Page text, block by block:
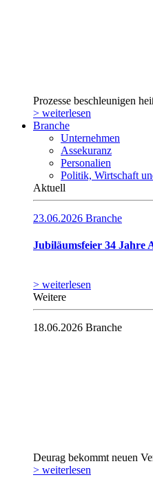
Prozesse beschleunigen
> weiterlesen
Branche
Unternehmen
Assekuranz
Personalien
Politik, Wirtschaft
Aktuell
23.06.2026 Branche
Jubiläumsfeier 34 Jahre
> weiterlesen
Weitere
18.06.2026 Branche
Deurag bekommt neuen
> weiterlesen